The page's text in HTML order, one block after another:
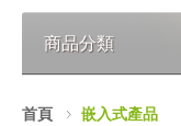
商品分類
首頁 嵌入式產品